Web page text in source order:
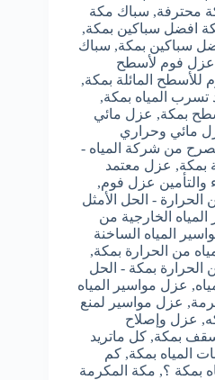
محترفة, سباك مكة
افضل سباكين بمكة,
سباكين بمكة, سباك
عزل فوم لأسطح
للأسطح المائلة بمكة,
المياه بمكة,
بمكة, عزل مائي
مائي وحراري
من شركة المياه -
بمكة, عزل معتمد
والتأمين عزل فوم,
- الحل الأمثل
الخارجية من
المياه الساخنة
من الحرارة بمكة,
الحرارة بمكة - الحل
, عزل مواسير المياه
, عزل مواسير لمنع
, عزل وإصلاح
بمكة, كل ماتريد
المياه بمكة, كم
بمكة ؟, مكة المكرمة